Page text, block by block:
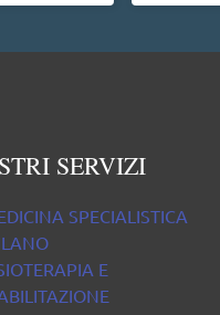
SERVIZI
SPECIALISTICA
E